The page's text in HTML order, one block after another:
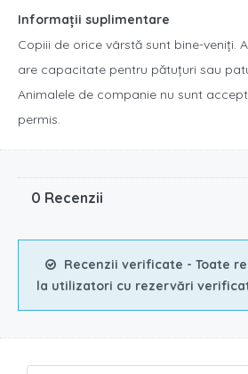
Informații suplimentare
Copiii de orice vârstă sunt bine-veniți.
are capacitate pentru pătuțuri sau
Animalele de companie nu sunt
permis.
0 Recenzii
Recenzii verificate - Toate
la utilizatori cu rezervări